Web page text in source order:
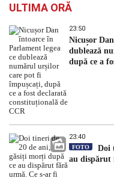
ULTIMA ORĂ
23:50
Nicușor
dublează
după ce a
23:40
FOTO
Doi
au dispărut